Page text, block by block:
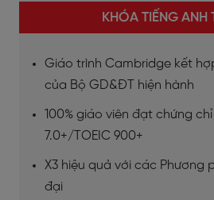
KHÓA TIẾNG ANH
Giáo trình Cambridge kết
của Bộ GD&ĐT hiện hành
100% giáo viên đạt chứng chỉ
7.0+/TOEIC 900+
X3 hiệu quả với các Phương
đại